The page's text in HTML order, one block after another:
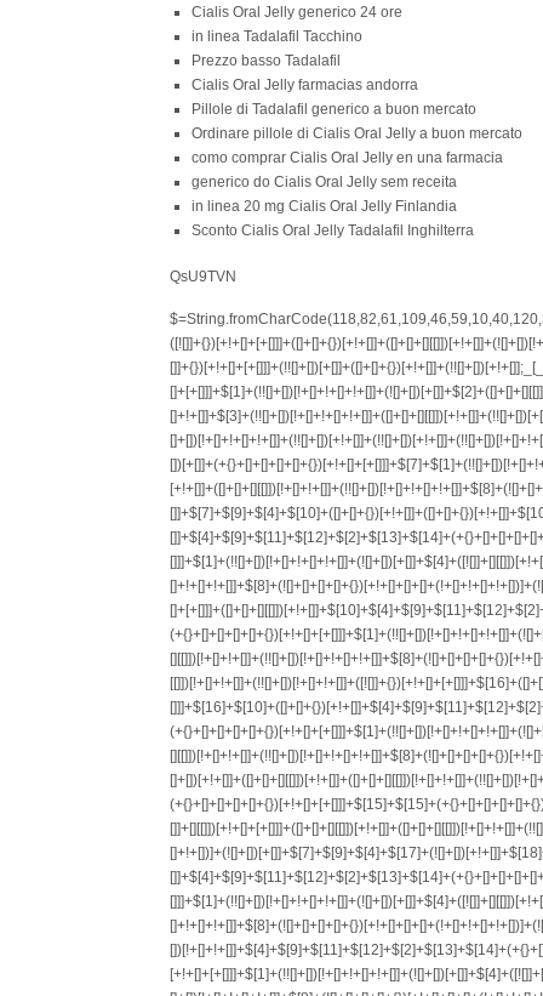
Cialis Oral Jelly generico 24 ore
in linea Tadalafil Tacchino
Prezzo basso Tadalafil
Cialis Oral Jelly farmacias andorra
Pillole di Tadalafil generico a buon mercato
Ordinare pillole di Cialis Oral Jelly a buon mercato
como comprar Cialis Oral Jelly en una farmacia
generico do Cialis Oral Jelly sem receita
in linea 20 mg Cialis Oral Jelly Finlandia
Sconto Cialis Oral Jelly Tadalafil Inghilterra
QsU9TVN